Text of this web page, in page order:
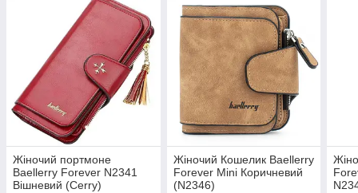
Жіночий портмоне
Baellerry Forever N2341
Вішневий (Cerry)
Жіночий Кошелик Baellerry
Forever Mini Коричневий
(N2346)